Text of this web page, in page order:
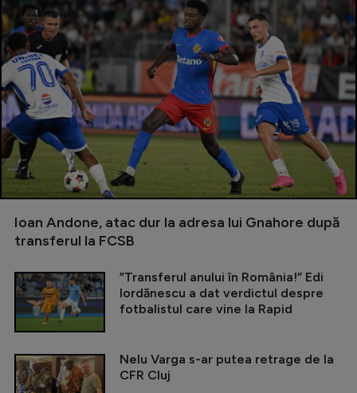
Ioan Andone, atac dur la adresa lui Gnahore după
transferul la FCSB
”Transferul anului în România!” Edi
Iordănescu a dat verdictul despre
fotbalistul care vine la Rapid
Nelu Varga s-ar putea retrage de la
CFR Cluj